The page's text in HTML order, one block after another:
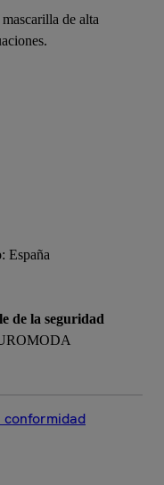
de alta
: España
de la seguridad
conformidad